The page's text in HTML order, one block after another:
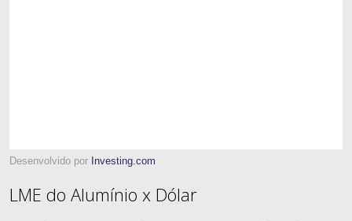
Desenvolvido por Investing.com
LME do Alumínio x Dólar